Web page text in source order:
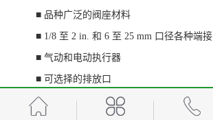
■ 品种广泛的阀座材料
■ 1/8 至 2 in. 和 6 至 25 mm 口径各种端接
■ 气动和电动执行器
■ 可选择的排放口
■ 提供符合 API 641的低排放认证